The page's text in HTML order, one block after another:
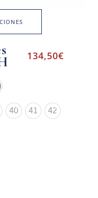
134,50€
40 41 42